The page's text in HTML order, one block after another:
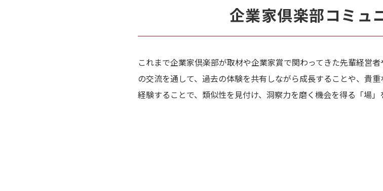
企業家倶楽部コミュ
これまで企業家倶楽部が取材や企業家賞で関わってきた先輩経営
の交流を通して、過去の体験を共有しながら成長することや、貴
経験することで、類似性を見付け、洞察力を磨く機会を得る「場」